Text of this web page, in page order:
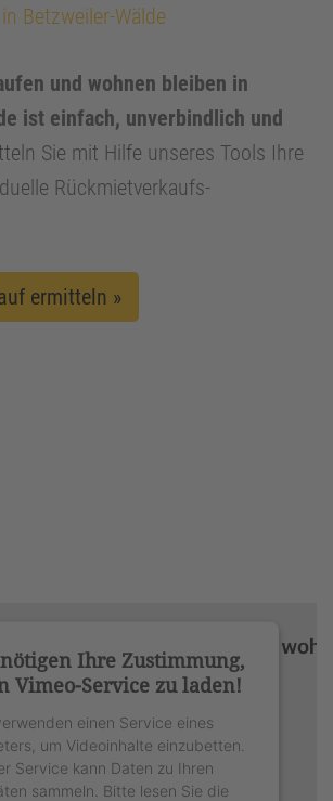
Betzweiler-Wälde
und wohnen bleiben in
ist einfach, unverbindlich und
Sie mit Hilfe unseres Tools Ihre
Rückmietverkaufs-
ermitteln »
Ihre Zustimmung,
Vimeo-Service zu laden!
einen Service eines
um Videoinhalte einzubetten.
Service kann Daten zu Ihren
sammeln. Bitte lesen Sie die